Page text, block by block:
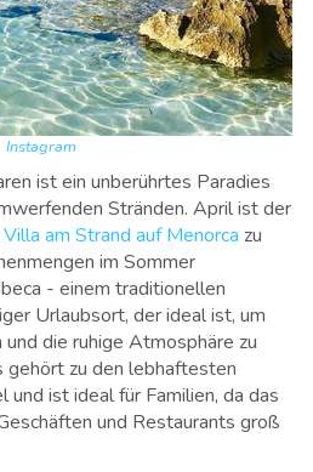
Instagram
ist ein unberührtes Paradies
Stränden. April ist der
Villa am Strand auf Menorca zu
im Sommer
- einem traditionellen
Urlaubsort, der ideal ist, um
die ruhige Atmosphäre zu
gehört zu den lebhaftesten
und ist ideal für Familien, da das
und Restaurants groß